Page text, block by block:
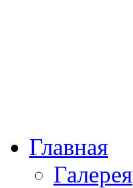
Главная
Галерея